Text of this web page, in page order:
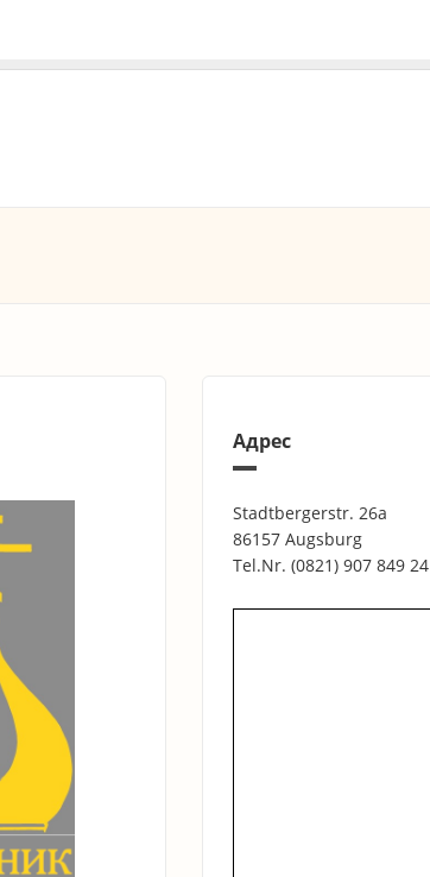
Адрес
Stadtbergerstr. 26a
86157 Augsburg
Tel.Nr. (0821) 907 849 24